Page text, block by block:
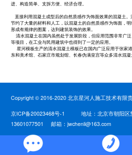
进、构造简单、支拆方便、经济合理。
直接利用混凝土成型后的自然质感作为饰面效果的混凝土。
节约了大量的材料和人工，以混凝土的自然质感作为饰面，
形成有规律的图案，达到建筑装饰的效果。
清水混凝土在国内虽然处于发展阶段，但应用范围非常广
等项目，在工业与民用建筑中也得到了一定的应用。
星河模板生产的清水混凝土模板已在国内广泛应用于张家
东和美术馆、石家庄市规划馆、长春伪满皇宫等众多清水混凝
Copyright © 2016-2020 北京星河人施工技术有限
京ICP备20023468号-1
地址：北京市朝阳区
13601077501 邮箱：jwchenli@163.com